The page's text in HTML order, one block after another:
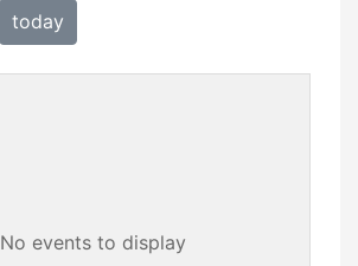
today
No events to display